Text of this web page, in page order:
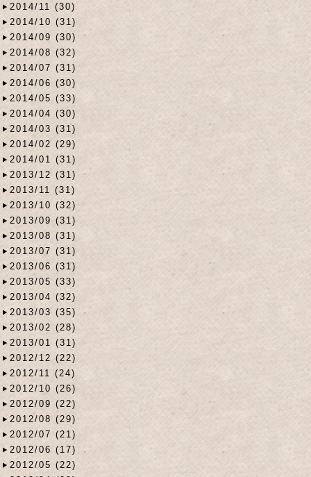
2014/11 (30)
2014/10 (31)
2014/09 (30)
2014/08 (32)
2014/07 (31)
2014/06 (30)
2014/05 (33)
2014/04 (30)
2014/03 (31)
2014/02 (29)
2014/01 (31)
2013/12 (31)
2013/11 (31)
2013/10 (32)
2013/09 (31)
2013/08 (31)
2013/07 (31)
2013/06 (31)
2013/05 (33)
2013/04 (32)
2013/03 (35)
2013/02 (28)
2013/01 (31)
2012/12 (22)
2012/11 (24)
2012/10 (26)
2012/09 (22)
2012/08 (29)
2012/07 (21)
2012/06 (17)
2012/05 (22)